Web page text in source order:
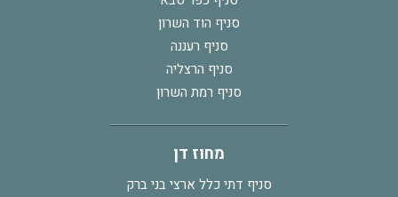
סניף הוד השרון
סניף רעננה
סניף הרצליה
סניף רמת השרון
מחוז דן
סניף דתי כלל ארצי בני ברק